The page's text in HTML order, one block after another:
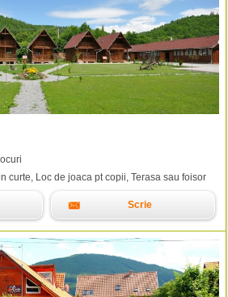
curte, Loc de joaca pt copii, Terasa sau foisor
Scrie